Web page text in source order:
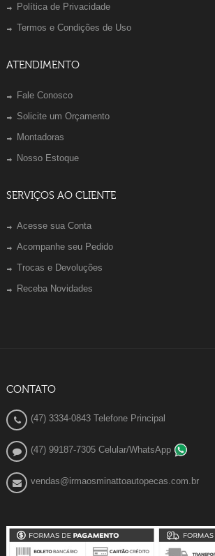
Política de Privacidade
Termos e Condições de Uso
ATENDIMENTO
Fale Conosco
Solicite um Orçamento
Montadoras
Nosso Estoque
SERVIÇOS AO CLIENTE
Acesse sua Conta
Acompanhe seu Pedido
Trocas e Devoluções
Receba Novidades
CONTATO
(47) 3334-0843 Telefone Principal
(47) 99187-7305 Celular/WhatsApp
vendas@irmaosminattoautopecas.com.br